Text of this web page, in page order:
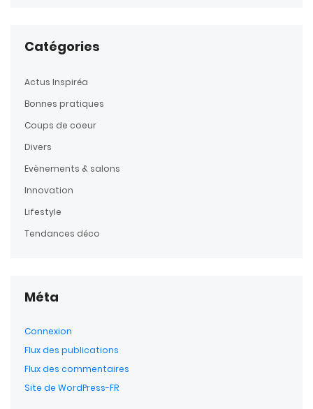
Catégories
Actus Inspiréa
Bonnes pratiques
Coups de coeur
Divers
Evènements & salons
Innovation
Lifestyle
Tendances déco
Méta
Connexion
Flux des publications
Flux des commentaires
Site de WordPress-FR